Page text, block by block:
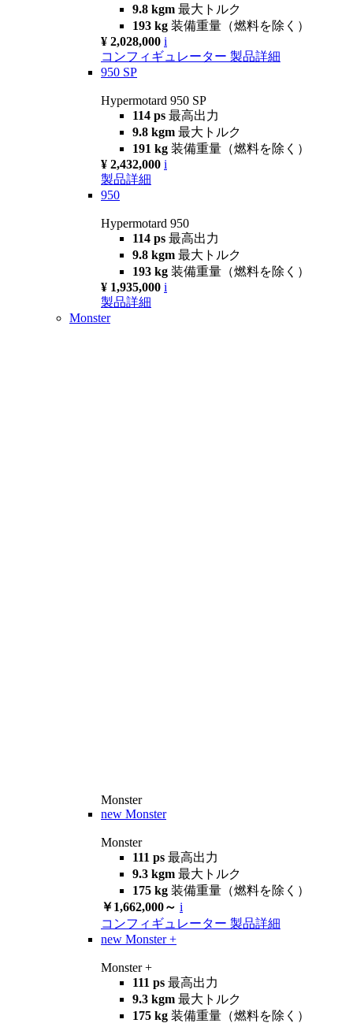
9.8 kgm 最大トルク
193 kg 装備重量（燃料を除く）
¥ 2,028,000 i
コンフィギュレーター 製品詳細
950 SP
Hypermotard 950 SP
114 ps 最高出力
9.8 kgm 最大トルク
191 kg 装備重量（燃料を除く）
¥ 2,432,000 i
製品詳細
950
Hypermotard 950
114 ps 最高出力
9.8 kgm 最大トルク
193 kg 装備重量（燃料を除く）
¥ 1,935,000 i
製品詳細
Monster
Monster
new Monster
Monster
111 ps 最高出力
9.3 kgm 最大トルク
175 kg 装備重量（燃料を除く）
￥1,662,000～ i
コンフィギュレーター 製品詳細
new Monster +
Monster +
111 ps 最高出力
9.3 kgm 最大トルク
175 kg 装備重量（燃料を除く）